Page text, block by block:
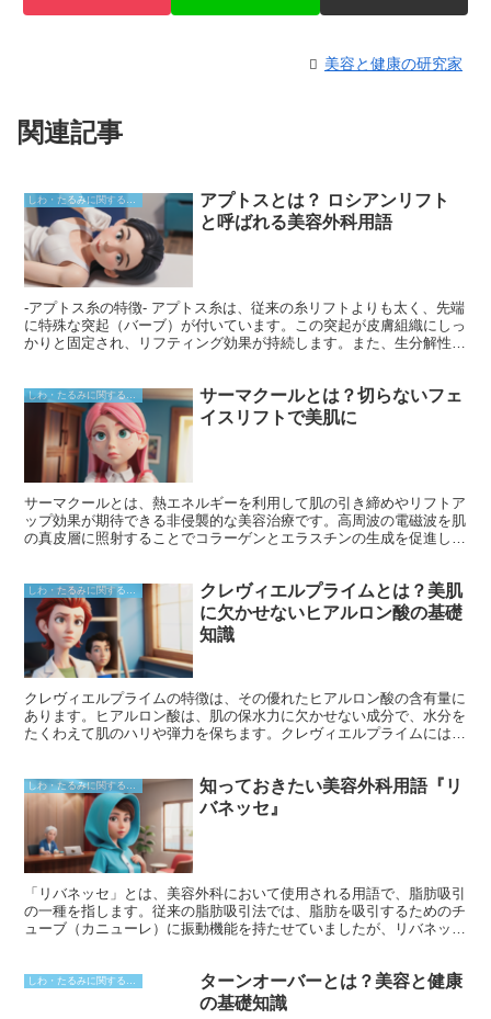
美容と健康の研究家
関連記事
アプトスとは？ ロシアンリフト
と呼ばれる美容外科用語
-アプトス糸の特徴- アプトス糸は、従来の糸リフトよりも太く、先端
に特殊な突起（バーブ）が付いています。この突起が皮膚組織にしっ
かりと固定され、リフティング効果が持続します。また、生分解性の
アップ効果に加えて、ほうれい線やたるみなどの肌の改善にも期待で
きます。
サーマクールとは？切らないフェ
イスリフトで美肌に
サーマクールとは、熱エネルギーを利用して肌の引き締めやリフトア
ップ効果が期待できる非侵襲的な美容治療です。高周波の電磁波を肌
の真皮層に照射することでコラーゲンとエラスチンの生成を促進し、
クレヴィエルプライムとは？美肌
に欠かせないヒアルロン酸の基礎
知識
クレヴィエルプライムの特徴は、その優れたヒアルロン酸の含有量に
あります。ヒアルロン酸は、肌の保水力に欠かせない成分で、水分を
たくわえて肌のハリや弾力を保ちます。クレヴィエルプライムには、
ロン酸が肌に浸透しやすいよう、特殊な加工が施されています。これ
により、肌の奥深くまで浸透して、より効果的に保水力を高めます。
知っておきたい美容外科用語『リ
バネッセ』
「リバネッセ」とは、美容外科において使用される用語で、脂肪吸引
の一種を指します。従来の脂肪吸引法では、脂肪を吸引するためのチ
ューブ（カニューレ）に振動機能を持たせていましたが、リバネッセ
ターンオーバーとは？美容と健康
の基礎知識